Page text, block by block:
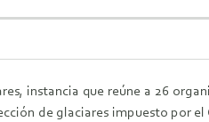
instancia que reúne a 26
de glaciares impuesto por